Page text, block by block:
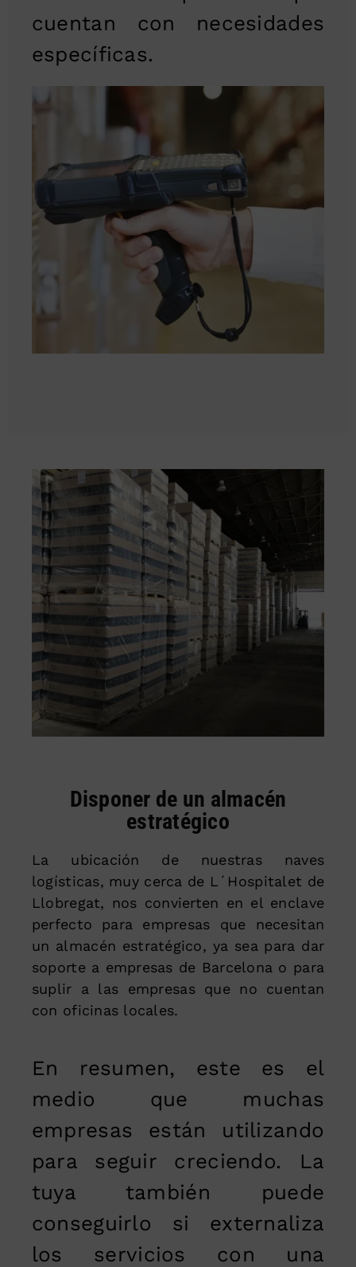
cuentan con necesidades
específicas.
Disponer de un almacén
estratégico
La ubicación de nuestras naves
logísticas, muy cerca de L´Hospitalet de
Llobregat, nos convierten en el enclave
perfecto para empresas que necesitan
un almacén estratégico, ya sea para dar
soporte a empresas de Barcelona o para
suplir a las empresas que no cuentan
con oficinas locales.
En resumen, este es el
medio que muchas
empresas están utilizando
para seguir creciendo. La
tuya también puede
conseguirlo si externaliza
los servicios con una